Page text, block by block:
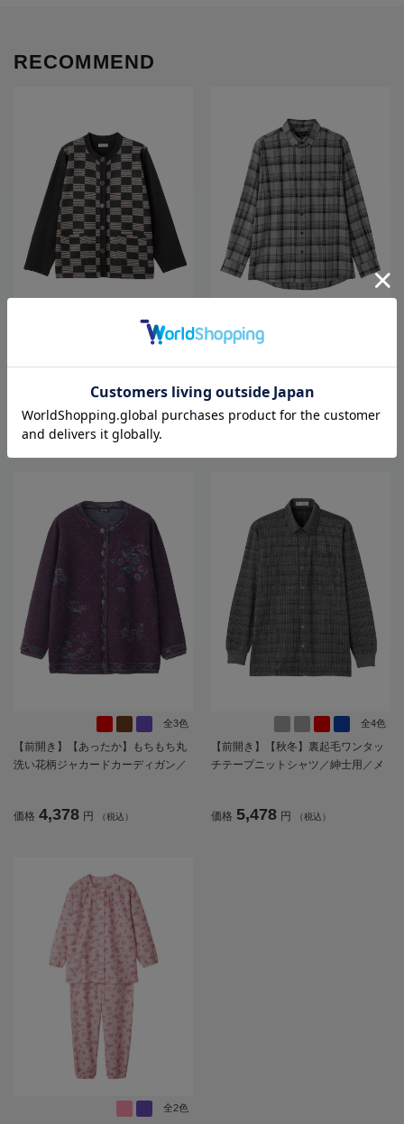
RECOMMEND
全4色
ディース／婦人用／高齢者／シニア
／おしゃれ／名前記入欄付き／ゆっ
たり／ギフト／プレゼント【CF】
価格 4,378 円 （税込）
ズ／高齢者／シニア／秋冬／名前記
入欄付／施設／入居／後ろ長め／ギ
全3色
【前開き】【あったか】もちもち丸
洗い花柄ジャカードカーディガン／
たり／名前記入欄付／おしゃれ／お
価格 4,378 円 （税込）
全4色
【前開き】【秋冬】裏起毛ワンタッ
チテープニットシャツ／紳士用／メ
で洗える／ギフト／プレゼント【C
価格 5,478 円 （税込）
全2色